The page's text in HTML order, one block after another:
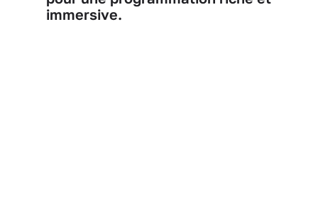
immersive.